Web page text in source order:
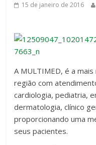
15 de janeiro de 2016
A MULTIMED, é a
região com
cardiologia, pediatria,
dermatologia, clínico
proporcionando uma
seus pacientes.